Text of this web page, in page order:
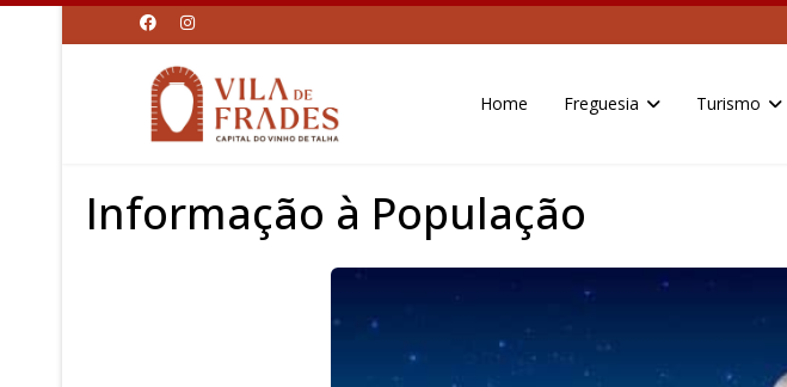
Home Freguesia Turismo
Informação à População